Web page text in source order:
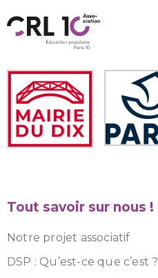
Tout savoir sur nous !
Notre projet associatif
DSP : Qu’est-ce que c’est ?